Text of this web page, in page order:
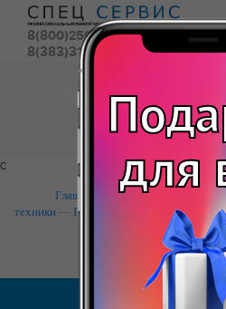
с
для
8(800)250-54-44(бесплатный)
8(383)310-00-88
(городской)
Обратный
Главная Apple —
Ремонт
техники— Ремонт Ремонт MacBook Air
Air 13